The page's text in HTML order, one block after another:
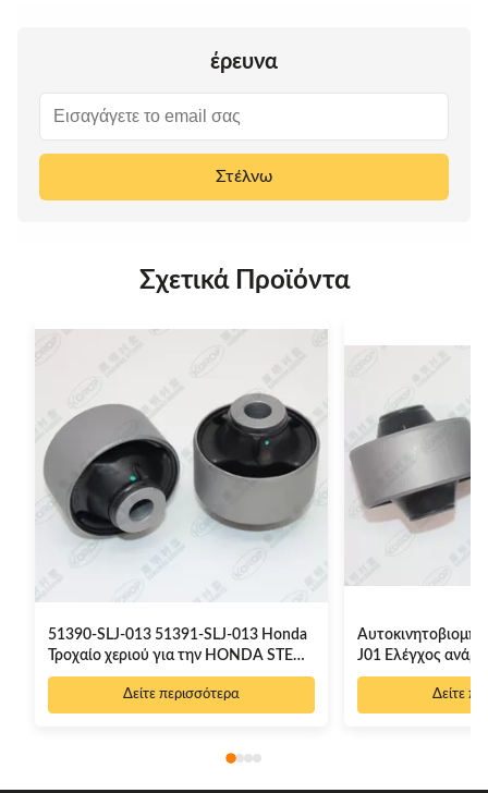
έρευνα
Στέλνω
Σχετικά Προϊόντα
51390-SLJ-013 51391-SLJ-013 Honda
Τροχαίο χεριού για την HONDA STEP
WGN 2005-2009
Δείτε περισσότερα
J01 Ελέγχος
Κουτσούκ,
Δείτε